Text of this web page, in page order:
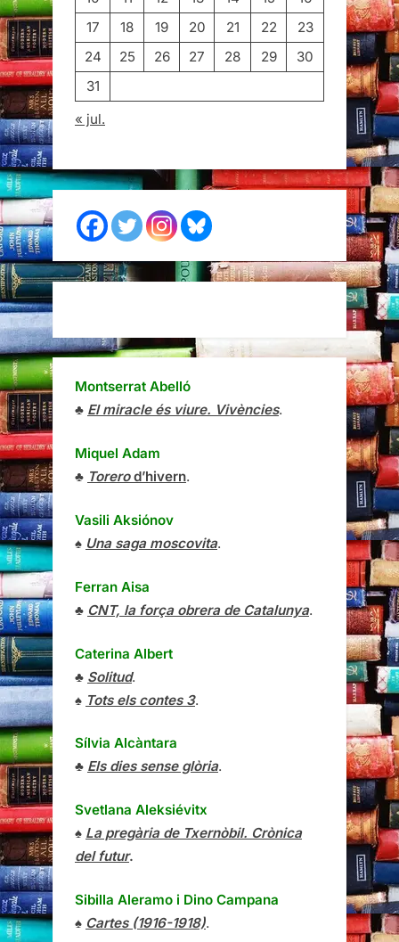
17
18 19 20 21 22
23
24
25 26 27 28 29
30
31
« jul.
Montserrat Abelló
♣ El miracle és viure. Vivències.
Miquel Adam
♣ Torerod’hivern.
Vasili Aksiónov
♠ Una saga moscovita.
Ferran Aisa
♣ CNT, la força obrera de Catalunya.
Caterina Albert
♣ Solitud.
♠ Tots els contes 3.
Sílvia Alcàntara
♣ Els dies sense glòria.
Svetlana Aleksiévitx
♠ La pregària de Txernòbil. Crònica
del futur.
Sibilla Aleramo i Dino Campana
♠ Cartes (1916-1918).